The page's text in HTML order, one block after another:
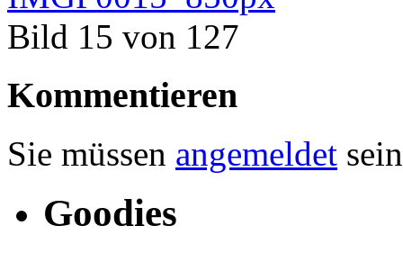
Bild 15 von 127
Kommentieren
Sie müssen angemeldet
Goodies